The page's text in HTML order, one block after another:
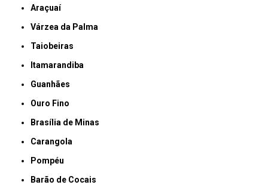
Araçuaí
Várzea da Palma
Taiobeiras
Itamarandiba
Guanhães
Ouro Fino
Brasília de Minas
Carangola
Pompéu
Barão de Cocais